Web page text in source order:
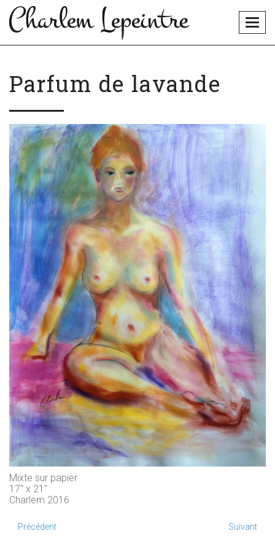
Parfum de lavande
Mixte sur papier
17" x 21"
Charlem 2016
Précédent Suivant